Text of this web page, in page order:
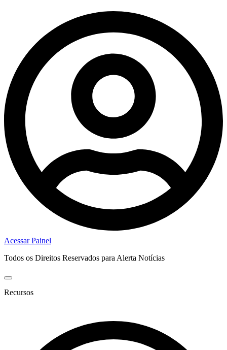
Acessar Painel
Todos os Direitos Reservados para Alerta Notícias
Recursos